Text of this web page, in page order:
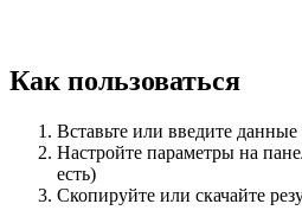
Как пользоваться
Вставьте или введите
Настройте параметры на
есть)
Скопируйте или скачайте